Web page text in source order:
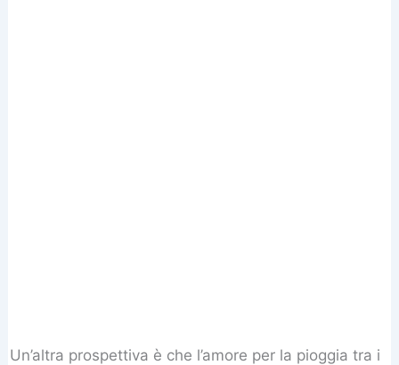
Un’altra prospettiva è che l’amore per la pioggia tra i